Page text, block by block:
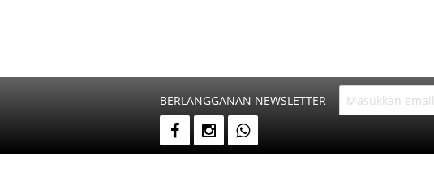
BERLANGGANAN NEWSLETTER